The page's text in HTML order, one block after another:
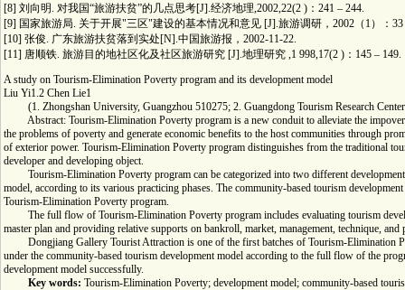
[8] 刘向明. 对我国“旅游扶贫”的几点思考[J].经济地理,2002,22(2 )：241 – 244.
[9] 国家旅游局. 关于开展"三区"建设的基本情况和意见 [J].旅游调研，2002（1）：33
[10] 张俊. 广东旅游扶贫落到实处[N].中国旅游报，2002-11-22.
[11] 唐顺铁. 旅游目的地社区化及社区旅游研究 [J].地理研究 ,1 998,17(2 )：145 – 149.
A study on Tourism-Elimination Poverty program and its development model
Liu Yi1.2 Chen Lie1
(1. Zhongshan University, Guangzhou 510275; 2. Guangdong Tourism Research
Abstract: Tourism-Elimination Poverty program is a new conduit to alleviate the
the problems of poverty and generate economic benefits to the host communities through
of exterior power. Tourism-Elimination Poverty program distinguishes from the traditional
developer and developing object.
Tourism-Elimination Poverty program can be categorized into two different development
model, according to its various practicing phases. The community-based tourism
Tourism-Elimination Poverty program.
The full flow of Tourism-Elimination Poverty program includes evaluating tourism
master plan and providing relative supports on bankroll, market, management, technique, and
Dongjiang Gallery Tourist Attraction is one of the first batches of Tourism-Elimination
under the community-based tourism development model according to the full flow of the
development model successfully.
Key words: Tourism-Elimination Poverty; development model; community-based